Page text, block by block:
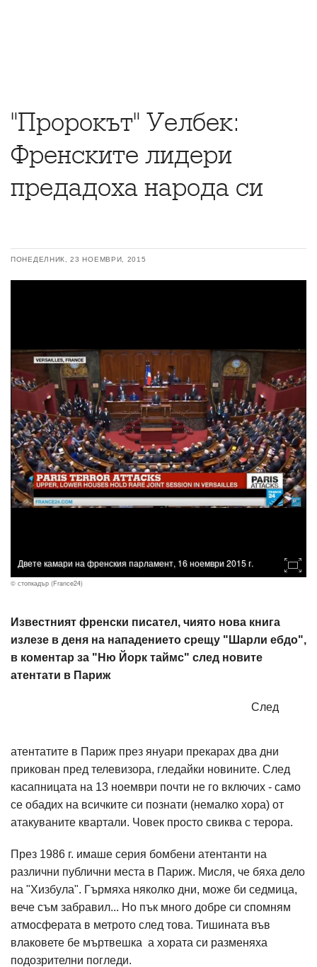
"Пророкът" Уелбек:
Френските лидери
предадоха народа си
ПОНЕДЕЛНИК, 23 НОЕМВРИ, 2015
Двете камари на френския парламент, 16 ноември 2015 г.
© стопкадър (France24)
Известният френски писател, чиято нова книга
излезе в деня на нападението срещу "Шарли ебдо",
в коментар за "Ню Йорк таймс" след новите
атентати в Париж
След
атентатите в Париж през януари прекарах два дни
прикован пред телевизора, гледайки новините. След
касапницата на 13 ноември почти не го включих - само
се обадих на всичките си познати (немалко хора) от
атакуваните квартали. Човек просто свиква с терора.
През 1986 г. имаше серия бомбени атентанти на
различни публични места в Париж. Мисля, че бяха дело
на "Хизбула". Гърмяха няколко дни, може би седмица,
вече съм забравил... Но пък много добре си спомням
атмосферата в метрото след това. Тишината във
влаковете бе мъртвешка а хората си разменяха
подозрителни погледи.